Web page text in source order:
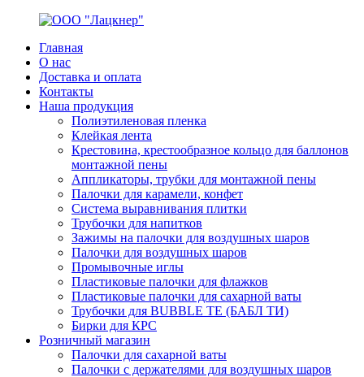
Перейти
содержимому
ООО
"Лацкнер"
Производство
полимеров
пластмасс.
Изготовление
индивидуальным
продукции
Главная
О нас
Доставка и оплата
Контакты
Наша продукция
Полиэтиленовая пленка
Клейкая лента
Крестовина, крестообразное кольцо для баллонов
монтажной пены
Аппликаторы, трубки для монтажной пены
Палочки для карамели, конфет
Система выравнивания плитки
Трубочки для напитков
Зажимы на палочки для воздушных шаров
Палочки для воздушных шаров
Промывочные иглы
Пластиковые палочки для флажков
Пластиковые палочки для сахарной ваты
Трубочки для BUBBLE TE (БАБЛ ТИ)
Бирки для КРС
Розничный магазин
Палочки для сахарной ваты
Палочки с держателями для воздушных шаров